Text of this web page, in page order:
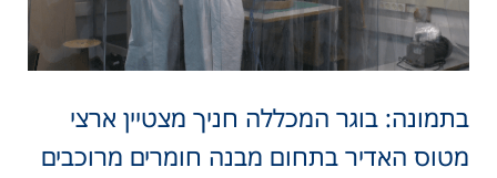
בתמונה: בוגר המכללה חניך מצטיין ארצי
מטוס האדיר בתחום מבנה חומרים מרוכבים